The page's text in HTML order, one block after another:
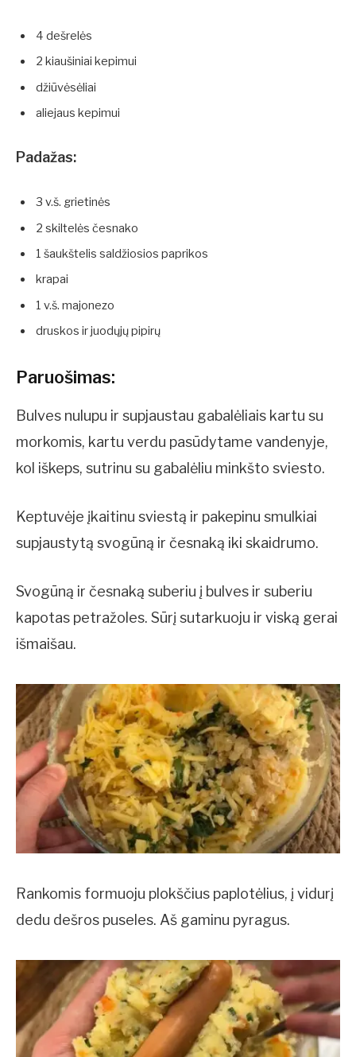
4 dešrelės
2 kiaušiniai kepimui
džiūvėsėliai
aliejaus kepimui
Padažas:
3 v.š. grietinės
2 skiltelės česnako
1 šaukštelis saldžiosios paprikos
krapai
1 v.š. majonezo
druskos ir juodųjų pipirų
Paruošimas:
Bulves nulupu ir supjaustau gabalėliais kartu su
morkomis, kartu verdu pasūdytame vandenyje,
kol iškeps, sutrinu su gabalėliu minkšto sviesto.
Keptuvėje įkaitinu sviestą ir pakepinu smulkiai
supjaustytą svogūną ir česnaką iki skaidrumo.
Svogūną ir česnaką suberiu į bulves ir suberiu
kapotas petražoles. Sūrį sutarkuoju ir viską gerai
išmaišau.
Rankomis formuoju plokščius paplotėlius, į vidurį
dedu dešros puseles. Aš gaminu pyragus.